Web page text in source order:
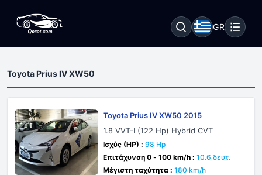
GR
Toyota Prius IV XW50
Toyota Prius IV XW50 2015
1.8 VVT-I (122 Hp) Hybrid CVT
Ισχύς (HP) : 98 Hp
Επιτάχυνση 0 - 100 km/h : 10.6 δευτ.
Μέγιστη ταχύτητα : 180 km/h